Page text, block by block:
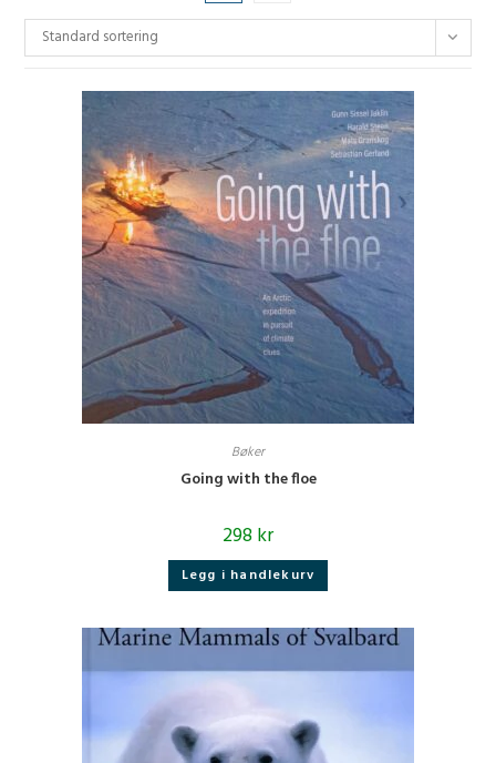
Standard sortering
Bøker
Going with the floe
298kr
Legg i handlekurv